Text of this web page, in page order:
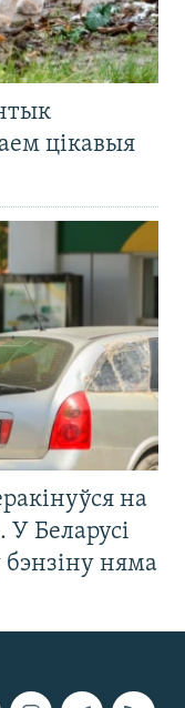
цікавыя
на
У Беларусі
няма